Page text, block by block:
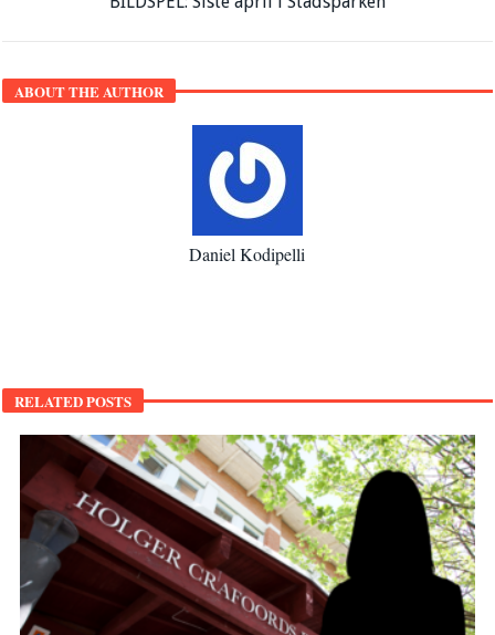
ABOUT THE AUTHOR
Daniel Kodipelli
RELATED POSTS